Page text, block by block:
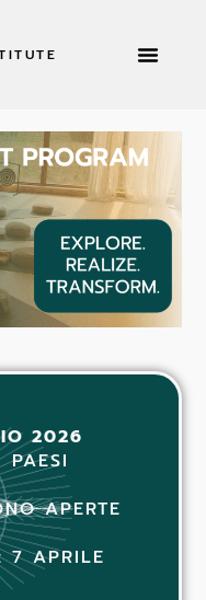
2026
PAESI
APERTE
7 APRILE